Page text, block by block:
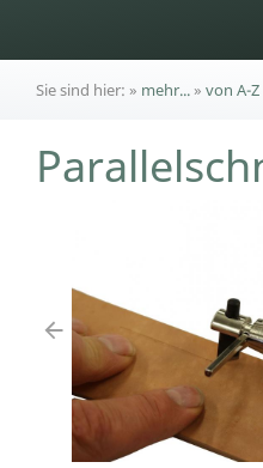
Sie sind hier: » mehr...» von A-Z